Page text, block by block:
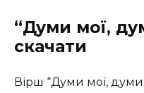
“Думи мої,
скачати
Вірш “Думи мої, думи